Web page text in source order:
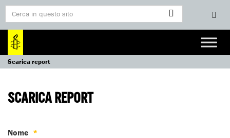
Scarica report
SCARICA REPORT
Nome *